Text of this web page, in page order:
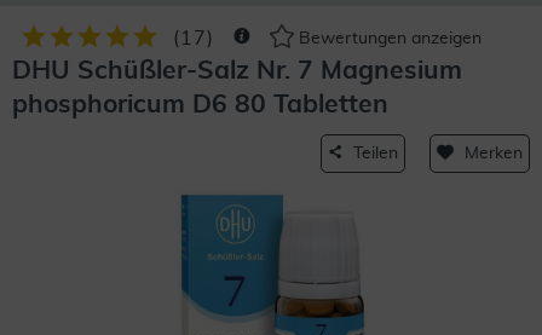
( 17 ) Bewertungen anzeigen
DHU Schüßler-Salz Nr. 7 Magnesium
phosphoricum D6 80 Tabletten
Teilen Merken